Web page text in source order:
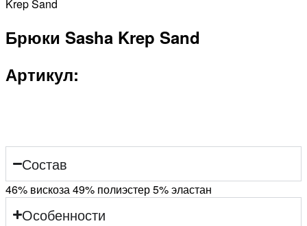
Krep Sand
Брюки Sasha Krep Sand
Артикул:
Состав
46% вискоза 49% полиэстер 5% эластан
Особенности